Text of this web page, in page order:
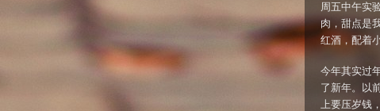
周五中午实
肉，甜点是
红酒，配着
今年其实过
了新年。以
上要压岁钱